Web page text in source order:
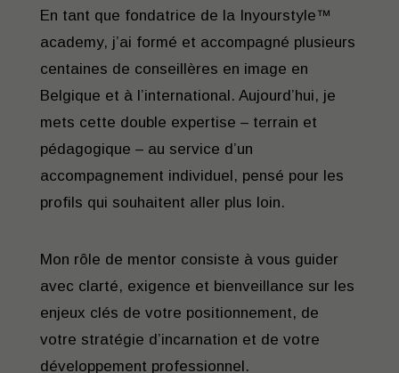
En tant que fondatrice de la Inyourstyle™
academy, j’ai formé et accompagné plusieurs
centaines de conseillères en image en
Belgique et à l’international. Aujourd’hui, je
mets cette double expertise – terrain et
pédagogique – au service d’un
accompagnement individuel, pensé pour les
profils qui souhaitent aller plus loin.
Mon rôle de mentor consiste à vous guider
avec clarté, exigence et bienveillance sur les
enjeux clés de votre positionnement, de
votre stratégie d’incarnation et de votre
développement professionnel.